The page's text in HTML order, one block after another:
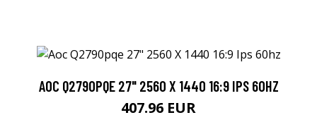
AOC Q2790PQE 27" 2560 X 1440 16:9 IPS 60HZ
407.96 EUR